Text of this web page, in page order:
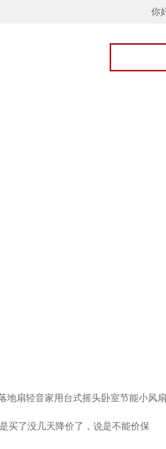
你
扇轻音家用台式摇头卧室节能小风
买了没几天降价了，说是不能价保